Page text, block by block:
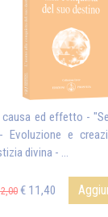
causa ed effetto -
Evoluzione e
divina - ...
€ 11,40